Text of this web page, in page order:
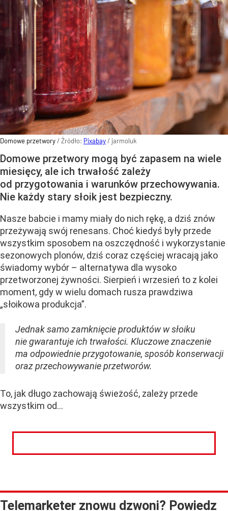
Domowe przetwory/ Źródło: Pixabay/ jarmoluk
Domowe przetwory mogą być zapasem na wiele
miesięcy, ale ich trwałość zależy
od przygotowania i warunków przechowywania.
Nie każdy stary słoik jest bezpieczny.
Nasze babcie i mamy miały do nich rękę, a dziś znów
przeżywają swój renesans. Choć kiedyś były przede
wszystkim sposobem na oszczędność i wykorzystanie
sezonowych plonów, dziś coraz częściej wracają jako
świadomy wybór – alternatywa dla wysoko
przetworzonej żywności. Sierpień i wrzesień to z kolei
moment, gdy w wielu domach rusza prawdziwa
„słoikowa produkcja”.
Jednak samo zamknięcie produktów w słoiku
nie gwarantuje ich trwałości. Kluczowe znaczenie
ma odpowiednie przygotowanie, sposób konserwacji
oraz przechowywanie przetworów.
To, jak długo zachowają świeżość, zależy przede
wszystkim od...
Telemarketer znowu dzwoni? Powiedz